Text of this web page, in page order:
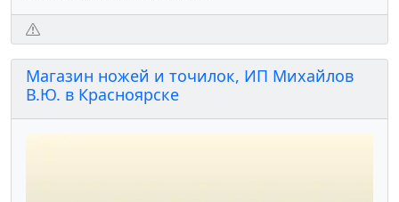
Магазин ножей и точилок, ИП Михайлов
В.Ю. в Красноярске